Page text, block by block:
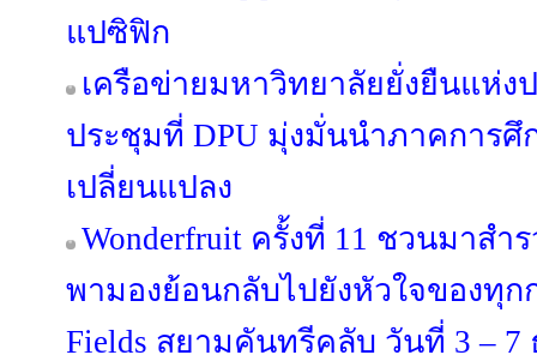
แปซิฟิก
เครือข่ายมหาวิทยาลัยยั่งยืนแห่ง
ประชุมที่ DPU มุ่งมั่นนำภาคการศึ
เปลี่ยนแปลง
Wonderfruit ครั้งที่ 11 ชวนมาสำ
พามองย้อนกลับไปยังหัวใจของทุก
Fields สยามคันทรีคลับ วันที่ 3 – 7